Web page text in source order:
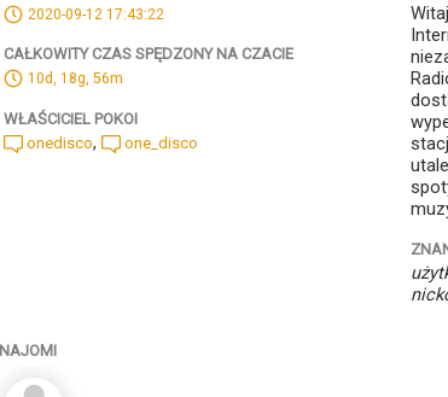
2020-09-12 17:43:22
CAŁKOWITY CZAS SPĘDZONY NA CZACIE
10d, 18g, 56m
WŁAŚCICIEL POKOI
onedisco, one_disco